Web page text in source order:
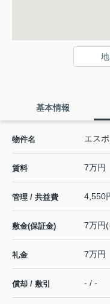
基本情報
物件名 エス
賃料 7万円
管理 / 共益費 4,550
敷金(保証金) 7万円
礼金 7万円
償却 / 敷引 - / -